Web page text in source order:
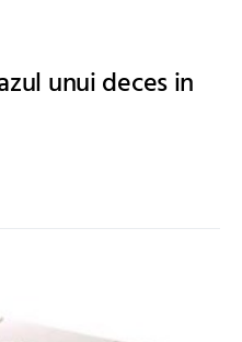
unui deces in